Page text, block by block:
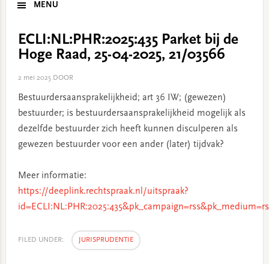
MENU
ECLI:NL:PHR:2025:435 Parket bij de
Hoge Raad, 25-04-2025, 21/03566
2 mei 2025DOOR
Bestuurdersaansprakelijkheid; art 36 IW; (gewezen)
bestuurder; is bestuurdersaansprakelijkheid mogelijk als
dezelfde bestuurder zich heeft kunnen disculperen als
gewezen bestuurder voor een ander (later) tijdvak?
Meer informatie:
https://deeplink.rechtspraak.nl/uitspraak?
FILED UNDER: JURISPRUDENTIE